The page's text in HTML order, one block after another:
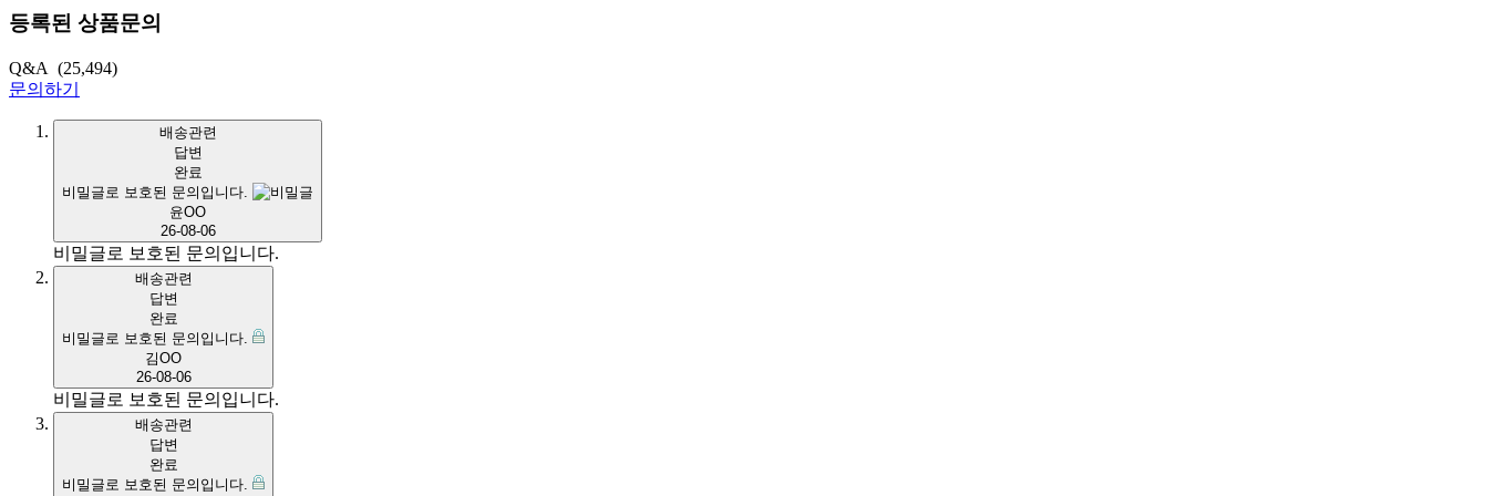
등록된 상품문의
Q&A (25,494)
문의하기
배송관련
답변
완료
비밀글로 보호된 문의입니다.
윤OO
26-08-06
비밀글로 보호된 문의입니다.
배송관련
답변
완료
비밀글로 보호된 문의입니다.
김OO
26-08-06
비밀글로 보호된 문의입니다.
배송관련
답변
완료
비밀글로 보호된 문의입니다.